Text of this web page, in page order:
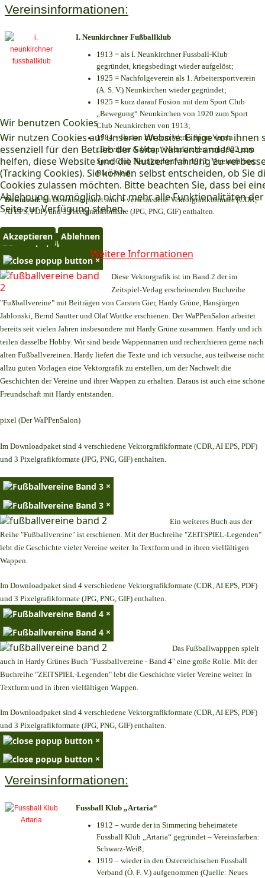
Wir benutzen Cookies
Wir nutzen Cookies auf unserer Website. Einige von ihnen
essenziell für den Betrieb der Seite, während andere uns
helfen, diese Website und die Nutzererfahrung zu
(Tracking Cookies). Sie können selbst entscheiden, ob Sie
Cookies zulassen möchten. Bitte beachten Sie, dass bei
Ablehnung womöglich nicht mehr alle Funktionalitäten der
Seite zur Verfügung stehen.
Akzeptieren Ablehnen
Weitere Informationen
Vereinsinformationen:
I. Neunkirchner Fußballklub
1913 = als I. Neunkirchner Fussball-Klub
gegründet, kriegsbedingt wieder aufgelöst;
1925 = Nachfolgeverein als 1. Arbeitersportverein
(A. S. V.) Neunkirchen wieder gegründet;
1925 = kurz darauf Fusion mit dem Sport Club
„Bewegung“ Neunkirchen von 1920 zum Sport
Club Neunkirchen von 1913;
1984 = Fusion mit dem Werks Sport Verein
„Brevillier & Urban“ Neunkirchen von 1932 zum
Sport Club Neunkirchen von 1913; Vereinsfarben:
Blau-Weiß;
Download:Im Downloadpaket sind 4 verschiedene Vektorgrafikformate (CDR,
AI EPS, PDF) und 3 Pixelgrafikformate (JPG, PNG, GIF) enthalten.
×
×
Diese Vektorgrafik ist im Band 2 der im
Zeitspiel-Verlag erscheinenden Buchreihe
"Fußballvereine" mit Beiträgen von Carsten Gier, Hardy Grüne, Hansjürgen
Jablonski, Bernd Sautter und Olaf Wuttke erschienen. Der WaPPenSalon arbeitet
bereits seit vielen Jahren insbesondere mit Hardy Grüne zusammen. Hardy und ich
teilen dasselbe Hobby. Wir sind beide Wappennarren und recherchieren gerne nach
alten Fußballvereinen. Hardy liefert die Texte und ich versuche, aus teilweise nicht
allzu guten Vorlagen eine Vektorgrafik zu erstellen, um der Nachwelt die
Geschichten der Vereine und ihrer Wappen zu erhalten. Daraus ist auch eine schöne
Freundschaft mit Hardy entstanden.
pixel (Der WaPPenSalon)
Im Downloadpaket sind 4 verschiedene Vektorgrafikformate (CDR, AI EPS, PDF)
und 3 Pixelgrafikformate (JPG, PNG, GIF) enthalten.
×
×
Ein weiteres Buch aus der
Reihe "Fußballvereine" ist erschienen. Mit der Buchreihe "ZEITSPIEL-Legenden"
lebt die Geschichte vieler Vereine weiter. In Textform und in ihren vielfältigen
Wappen.
Im Downloadpaket sind 4 verschiedene Vektorgrafikformate (CDR, AI EPS, PDF)
und 3 Pixelgrafikformate (JPG, PNG, GIF) enthalten.
×
×
Das Fußballwapppen spielt
auch in Hardy Grünes Buch "Fussballvereine - Band 4" eine große Rolle. Mit der
Buchreihe "ZEITSPIEL-Legenden" lebt die Geschichte vieler Vereine weiter. In
Textform und in ihren vielfältigen Wappen.
Im Downloadpaket sind 4 verschiedene Vektorgrafikformate (CDR, AI EPS, PDF)
und 3 Pixelgrafikformate (JPG, PNG, GIF) enthalten.
×
×
Vereinsinformationen:
Fussball Klub „Artaria“
1912 – wurde der in Simmering beheimatete
Fussball Klub „Artaria“ gegründet – Vereinsfarben:
Schwarz-Weiß;
1919 – wieder in den Österreichischen Fussball
Verband (Ö. F. V.) aufgenommen (Quelle: Neues